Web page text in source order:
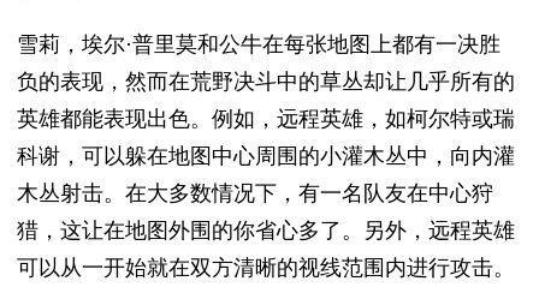
雪莉，埃尔·普里莫和公牛在每张地图上都有一决胜
负的表现，然而在荒野决斗中的草丛却让几乎所有的
英雄都能表现出色。例如，远程英雄，如柯尔特或瑞
科谢，可以躲在地图中心周围的小灌木丛中，向内灌
木丛射击。在大多数情况下，有一名队友在中心狩
猎，这让在地图外围的你省心多了。另外，远程英雄
可以从一开始就在双方清晰的视线范围内进行攻击。